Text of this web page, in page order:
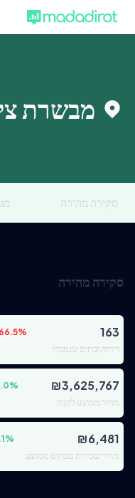
מבשרת
סקירה מהירה
סקירה מהירה
163
%
דירות ובתים שנמכרו
₪3,625,767
%
מחיר ממוצע לקניה
₪6,481
%
מחיר שכירות מבוקש ממוצע